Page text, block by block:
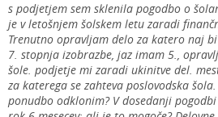
s podjetjem sem sklenila pogodbo o
je v letošnjem šolskem letu zaradi
Trenutno opravljam delo za katero naj
7. stopnja izobrazbe, jaz imam 5.,
šole. podjetje mi zaradi ukinitve del.
za katerega se zahteva poslovodska
ponudbo odklonim? V dosedanji